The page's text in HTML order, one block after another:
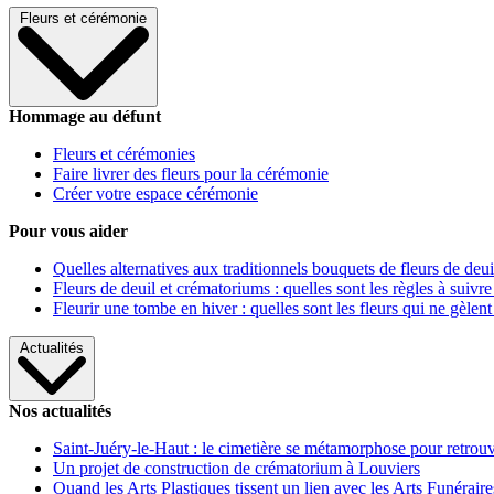
Fleurs et cérémonie
Hommage au défunt
Fleurs et cérémonies
Faire livrer des fleurs pour la cérémonie
Créer votre espace cérémonie
Pour vous aider
Quelles alternatives aux traditionnels bouquets de fleurs de
Fleurs de deuil et crématoriums : quelles sont les règles à
Fleurir une tombe en hiver : quelles sont les fleurs qui ne gèlent
Actualités
Nos actualités
Saint-Juéry-le-Haut : le cimetière se métamorphose pour
Un projet de construction de crématorium à Louviers
Quand les Arts Plastiques tissent un lien avec les Arts